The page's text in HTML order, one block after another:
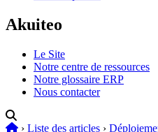
Akuiteo
Le Site
Notre centre de ressources
Notre glossaire ERP
Nous contacter
› Liste des articles ›